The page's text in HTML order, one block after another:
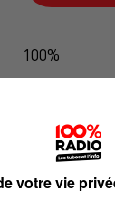
100%
votre vie